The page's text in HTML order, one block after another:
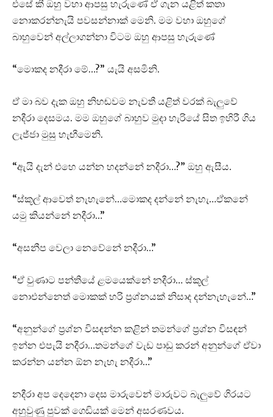
එසේ කී ඔහු වහා ආපසු හැරුණේ ඒ ගැන යළිත් කතා
නොකරන්නැයි පවසන්නාක් මෙනි. මම වහා ඔහුගේ
බාහුවෙන් අල්ලාගන්නා විටම ඔහු ආපසු හැරුණේ
“මොකද නදීරා මේ…?” යැයි අසමිනි.
ඒ මා බව දැක ඔහු නිහඬවම නැවතී යළිත් වරක් බැලුවේ
නදීරා දෙසමය. මම ඔහුගේ බාහුව මුදා හැරියේ සිත ඉහිරී ගිය
ලැජ්ජා මුසු හැඟීමෙනි.
“ඇයි දැන් එහෙ යන්න හදන්නේ නදීරා…?” ඔහු ඇසීය.
“ස්කූල් ආවෙත් නැහැනේ…මොකද දන්නේ නැහැ…ඒකනේ
යමු කියන්නේ නදීරා…”
“අසනීප වෙලා නෙවේනේ නදීරා…”
“ඒ වුණාට පන්තියේ ළමයෙක්නේ නදීරා… ස්කූල්
නොඑන්නෙත් මොකක් හරි ප්‍රශ්නයක් නිසාද දන්නැහැනේ…”
“අනුන්ගේ ප්‍රශ්න විසඳන්න කළින් තමන්ගේ ප්‍රශ්න විසඳන්
ඉන්න එපැයි නදීරා…තමන්ගේ වැඩ පාඩු කරන් අනුන්ගේ ඒවා
කරන්න යන්න ඕන නැහැ නදීරා…”
නදීරා අප දෙදෙනා දෙස මාරුවෙන් මාරුවට බැලුවේ ගිරයට
අහුවුණු පුවක් ගෙඩියක් මෙන් අසරණවය.